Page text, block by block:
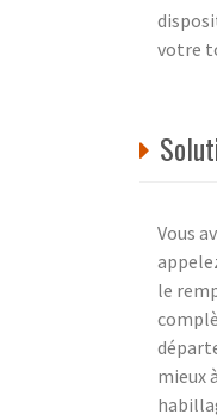
votre
Vous
le
mieux